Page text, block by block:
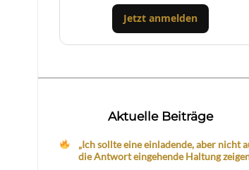
Jetzt anmelden
Aktuelle Beiträge
„Ich sollte eine einladende, aber nicht
die Antwort eingehende Haltung